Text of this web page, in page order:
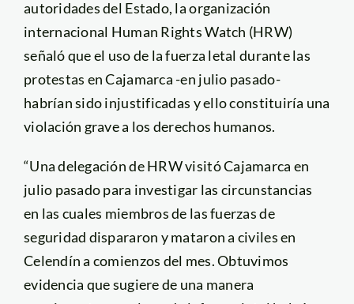
autoridades del Estado, la organización
internacional Human Rights Watch (HRW)
señaló que el uso de la fuerza letal durante las
protestas en Cajamarca -en julio pasado-
habrían sido injustificadas y ello constituiría una
violación grave a los derechos humanos.
“Una delegación de HRW visitó Cajamarca en
julio pasado para investigar las circunstancias
en las cuales miembros de las fuerzas de
seguridad dispararon y mataron a civiles en
Celendín a comienzos del mes. Obtuvimos
evidencia que sugiere de una manera